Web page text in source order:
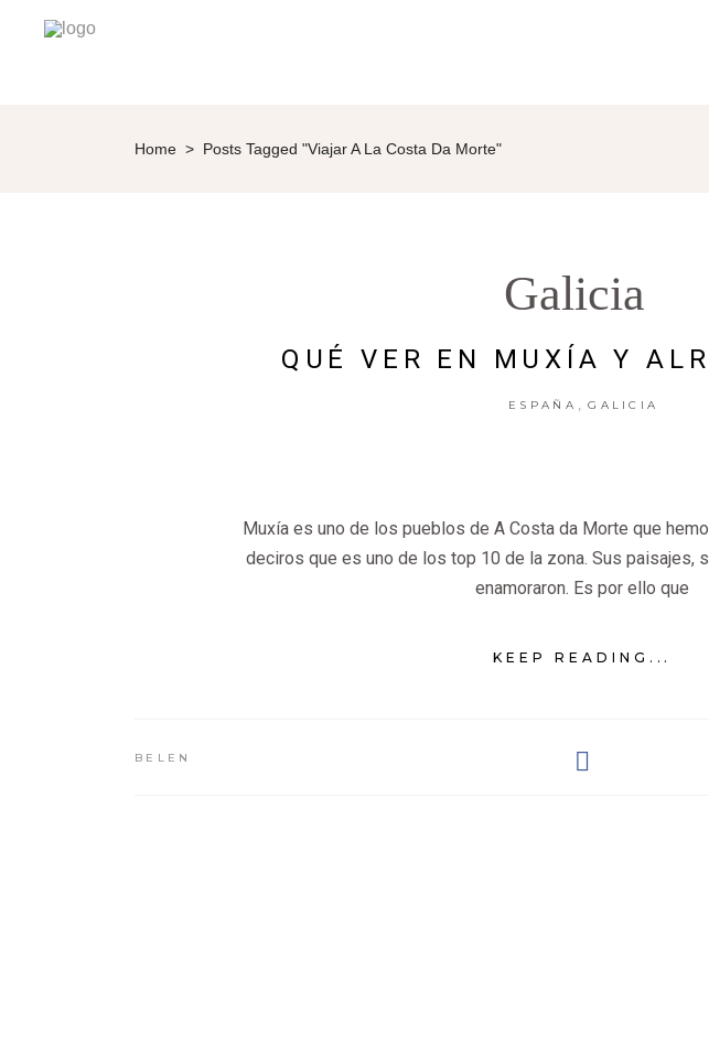
Home > Posts Tagged "Viajar A La Costa Da Morte"
Galicia
QUÉ VER EN MUXÍA Y
ESPAÑA GALICIA
Muxía es uno de los pueblos de A Costa da Morte que
deciros que es uno de los top 10 de la zona. Sus paisajes,
enamoraron. Es por ello que
KEEP READING...
BELEN